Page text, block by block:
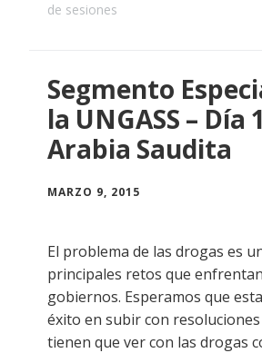
de sesiones
Segmento
la UNGASS – Día
Arabia Saudita
MARZO 9, 2015
El problema de las drogas es
principales retos que
gobiernos. Esperamos que
éxito en subir con
tienen que ver con las drogas